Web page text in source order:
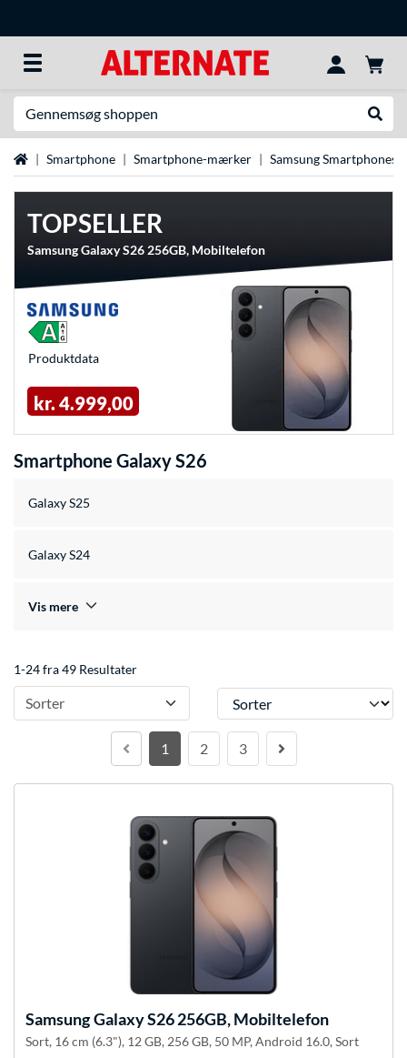
StartsideSmartphone Smartphone-mærker Samsung Smartphones
TOPSELLER
Samsung Galaxy S26 256GB, Mobiltelefon
Produkt­data
kr. 4.999,00
Smartphone Galaxy S26
Galaxy S25
Galaxy S24
Vis mere
1-24 fra 49 Resultater
Sorter Sorter
1 2 3
SamsungGalaxy S26 256GB, Mobiltelefon
Sort, 16 cm (6.3"), 12 GB, 256 GB, 50 MP, Android 16.0, Sort